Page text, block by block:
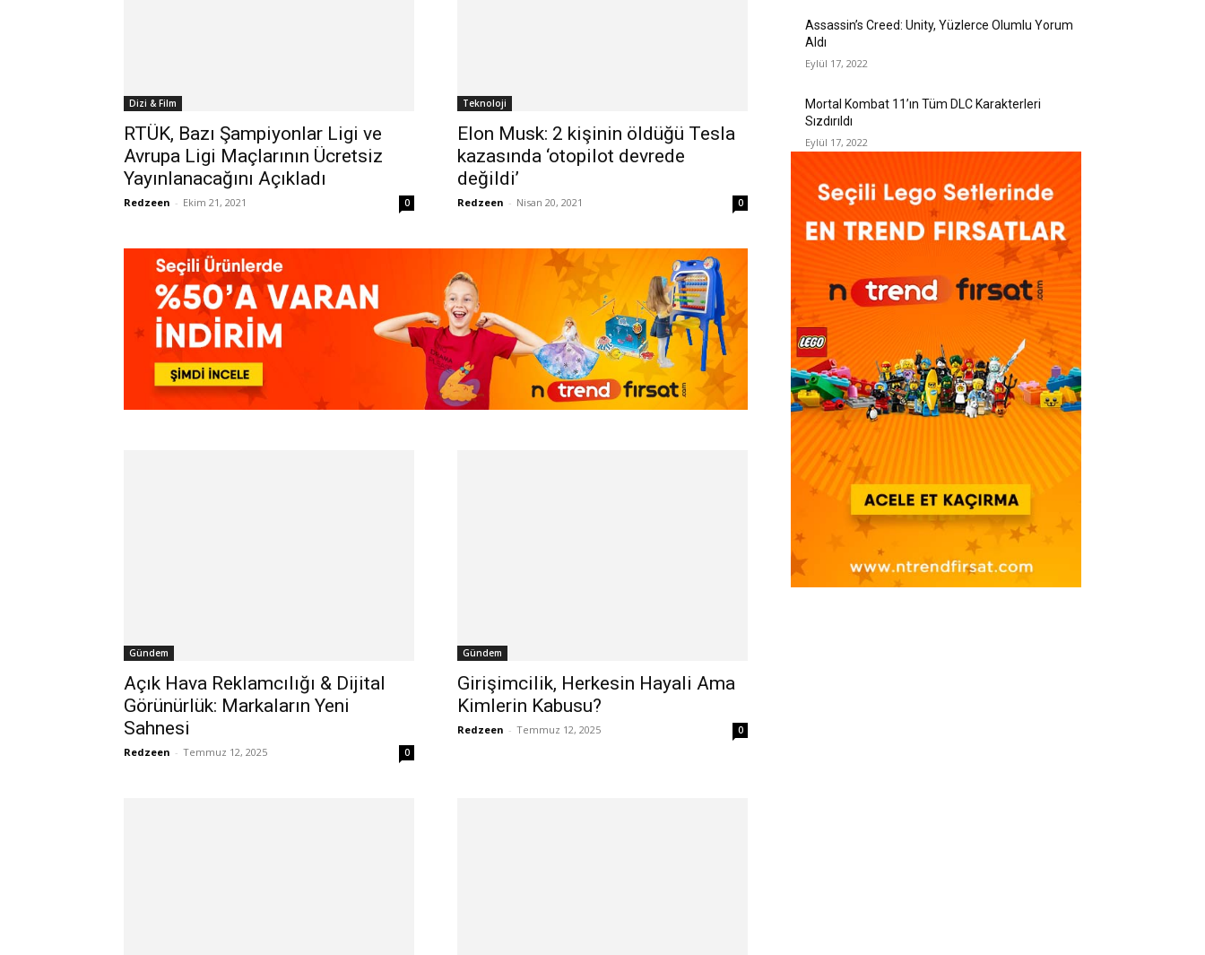
Dizi & Film
RTÜK, Bazı Şampiyonlar Ligi ve
Avrupa Ligi Maçlarının Ücretsiz
Yayınlanacağını Açıkladı
Redzeen - Ekim 21, 2021 0
Teknoloji
Elon Musk: 2 kişinin öldüğü Tesla
kazasında ‘otopilot devrede
değildi’
Redzeen - Nisan 20, 2021 0
Gündem
Açık Hava Reklamcılığı & Dijital
Görünürlük: Markaların Yeni
Sahnesi
Redzeen - Temmuz 12, 2025 0
Gündem
Girişimcilik, Herkesin Hayali Ama
Kimlerin Kabusu?
Redzeen - Temmuz 12, 2025 0
Assassin’s Creed: Unity, Yüzlerce Olumlu Yorum
Aldı
Eylül 17, 2022
Mortal Kombat 11’ın Tüm DLC Karakterleri
Sızdırıldı
Eylül 17, 2022